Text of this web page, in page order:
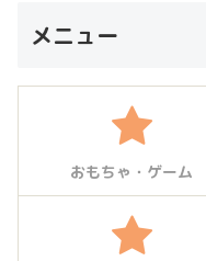
メニュー
おもちゃ・ゲーム